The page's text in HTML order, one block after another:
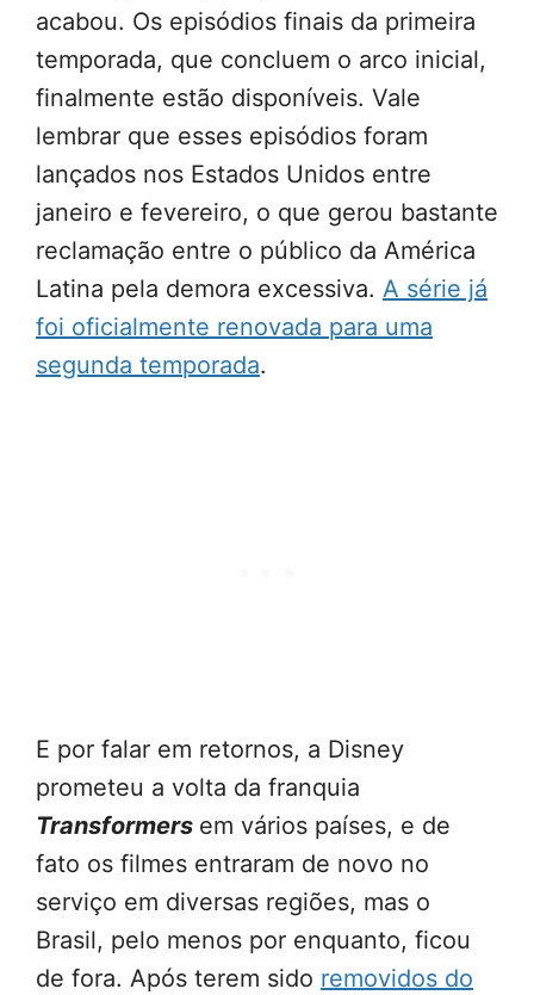
acabou. Os episódios finais da primeira
temporada, que concluem o arco inicial,
finalmente estão disponíveis. Vale
lembrar que esses episódios foram
lançados nos Estados Unidos entre
janeiro e fevereiro, o que gerou bastante
reclamação entre o público da América
Latina pela demora excessiva. A série já
foi oficialmente renovada para uma
segunda temporada.
E por falar em retornos, a Disney
prometeu a volta da franquia
Transformers em vários países, e de
fato os filmes entraram de novo no
serviço em diversas regiões, mas o
Brasil, pelo menos por enquanto, ficou
de fora. Após terem sido removidos do